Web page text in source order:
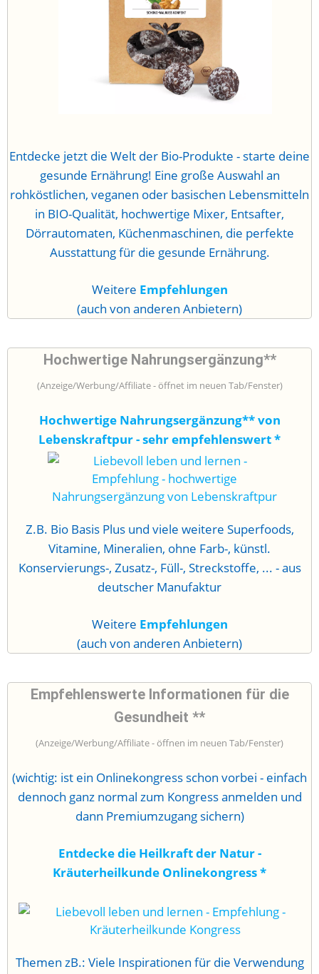
Entdecke jetzt die Welt der Bio-Produkte - starte deine
gesunde Ernährung! Eine große Auswahl an
rohköstlichen, veganen oder basischen Lebensmitteln
in BIO-Qualität, hochwertige Mixer, Entsafter,
Dörrautomaten, Küchenmaschinen, die perfekte
Ausstattung für die gesunde Ernährung.
Weitere Empfehlungen
(auch von anderen Anbietern)
Hochwertige Nahrungsergänzung**
(Anzeige/Werbung/Affiliate - öffnet im neuen Tab/Fenster)
Hochwertige Nahrungsergänzung** von
Lebenskraftpur - sehr empfehlenswert*
Z.B. Bio Basis Plus und viele weitere Superfoods,
Vitamine, Mineralien, ohne Farb-, künstl.
Konservierungs-, Zusatz-, Füll-, Streckstoffe, ... - aus
deutscher Manufaktur
Weitere Empfehlungen
(auch von anderen Anbietern)
Empfehlenswerte Informationen für die
Gesundheit **
(Anzeige/Werbung/Affiliate - öffnen im neuen Tab/Fenster)
(wichtig: ist ein Onlinekongress schon vorbei - einfach
dennoch ganz normal zum Kongress anmelden und
dann Premiumzugang sichern)
Entdecke die Heilkraft der Natur -
Kräuterheilkunde Onlinekongress*
Themen zB.: Viele Inspirationen für die Verwendung